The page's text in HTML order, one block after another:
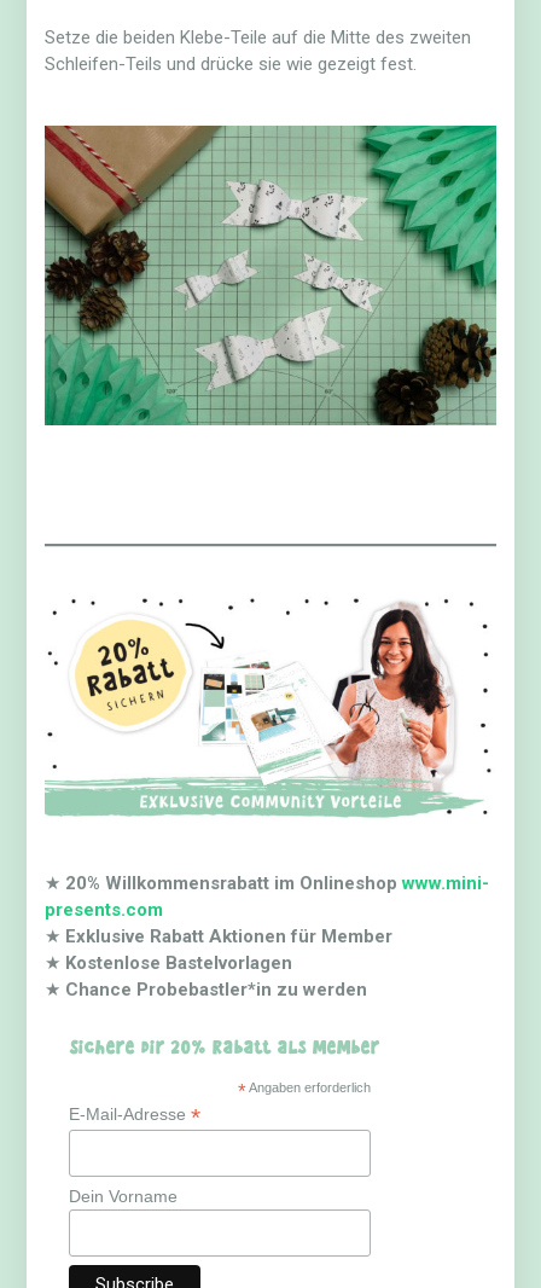
Setze die beiden Klebe-Teile auf die Mitte des zweiten
Schleifen-Teils und drücke sie wie gezeigt fest.
★ 20% Willkommensrabatt im Onlineshopwww.mini-
presents.com
★ Exklusive Rabatt Aktionen für Member
★ Kostenlose Bastelvorlagen
★ Chance Probebastler*in zu werden
Sichere dir 20% Rabatt als Member
*Angaben erforderlich
E-Mail-Adresse*
Dein Vorname